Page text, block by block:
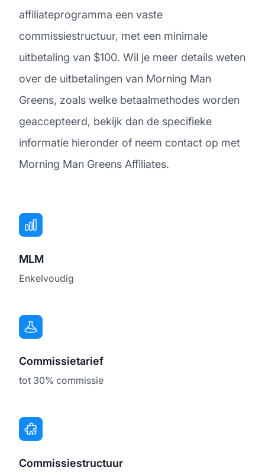
affiliateprogramma een vaste
commissiestructuur, met een minimale
uitbetaling van $100. Wil je meer details weten
over de uitbetalingen van Morning Man
Greens, zoals welke betaalmethodes worden
geaccepteerd, bekijk dan de specifieke
informatie hieronder of neem contact op met
Morning Man Greens Affiliates.
MLM
Enkelvoudig
Commissietarief
tot 30% commissie
Commissiestructuur